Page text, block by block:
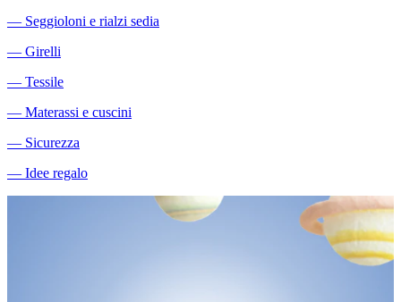
― Seggioloni e rialzi sedia
― Girelli
― Tessile
― Materassi e cuscini
― Sicurezza
― Idee regalo